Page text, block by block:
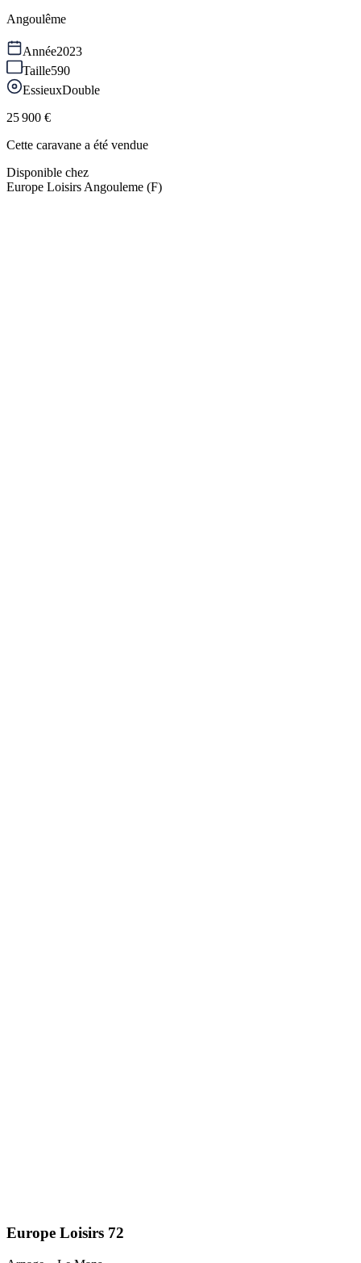
Angoulême
Année2023
Taille590
EssieuxDouble
25 900 €
Cette caravane a été vendue
Disponible chez
Europe Loisirs Angouleme (F)
Europe Loisirs 72